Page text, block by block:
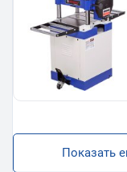
Показать